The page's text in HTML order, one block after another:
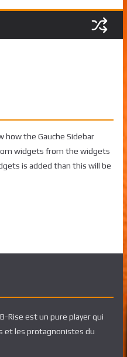
Français élu
how the Gauche Sidebar
widgets from the widgets
is added than this will be
Rise est un pure player qui
et les protagnonistes du